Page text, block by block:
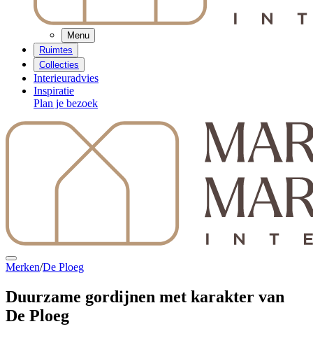
Menu
Ruimtes
Collecties
Interieuradvies
Inspiratie
Plan je bezoek
Merken/De Ploeg
Duurzame gordijnen met karakter van
De Ploeg